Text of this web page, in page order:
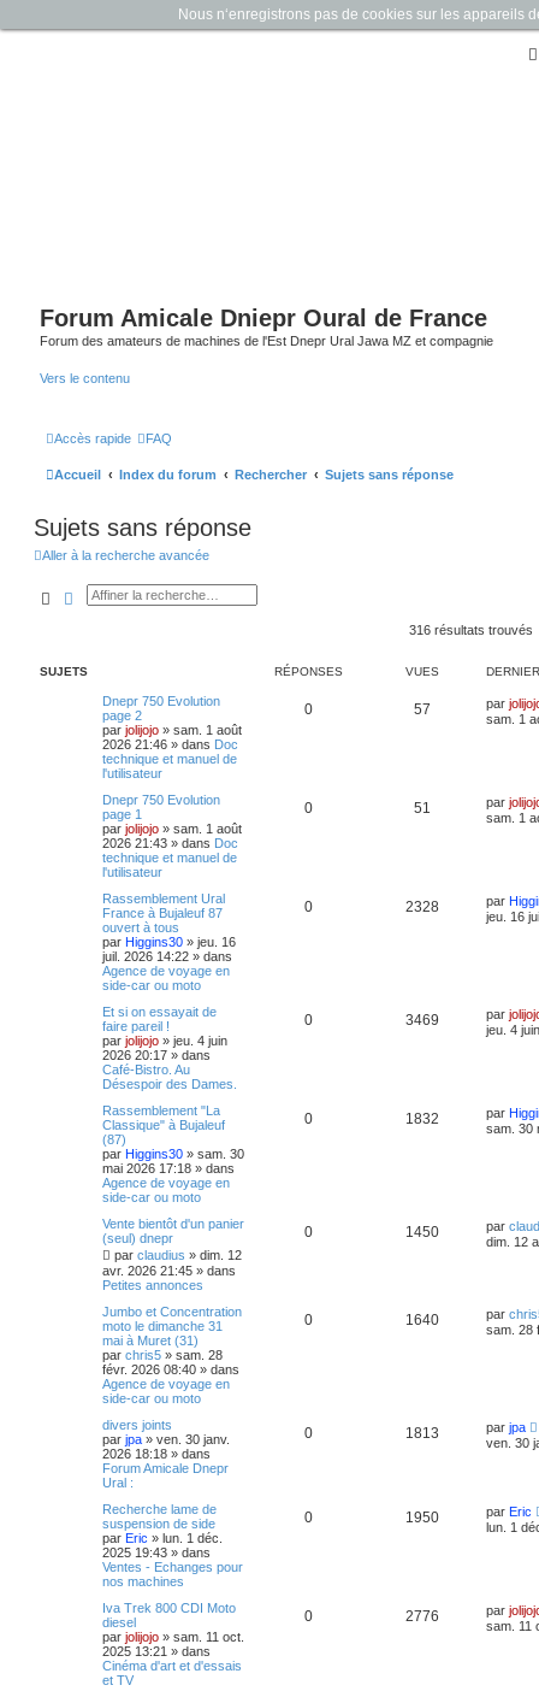
Nous n‘enregistrons pas de cookies sur les appareils
Forum Amicale Dniepr Oural de France
Forum des amateurs de machines de l'Est Dnepr Ural Jawa MZ et compagnie
Vers le contenu
Accès rapide FAQ
Accueil Index du forum Rechercher Sujets sans réponse
Sujets sans réponse
Aller à la recherche avancée
Rechercher
Recherche avancée
316 résultats trouvés
SUJETS RÉPONSES VUES
Dnepr 750 Evolution
page 2
par jolijojo » sam. 1 août
2026 21:46 » dans Doc
technique et manuel de
l'utilisateur
0 57 par
sam. 1
Dnepr 750 Evolution
page 1
par jolijojo » sam. 1 août
2026 21:43 » dans Doc
technique et manuel de
l'utilisateur
0 51 par
sam. 1
Rassemblement Ural
France à Bujaleuf 87
ouvert à tous
par Higgins30 » jeu. 16
juil. 2026 14:22 » dans
Agence de voyage en
side-car ou moto
0 2328 par
jeu. 16
Et si on essayait de
faire pareil !
par jolijojo » jeu. 4 juin
2026 20:17 » dans
Café-Bistro. Au
Désespoir des Dames.
0 3469 par
jeu. 4
Rassemblement "La
Classique" à Bujaleuf
(87)
par Higgins30 » sam. 30
mai 2026 17:18 » dans
Agence de voyage en
side-car ou moto
0 1832 par
sam. 30
Vente bientôt d'un panier
(seul) dnepr
par claudius » dim. 12
avr. 2026 21:45 » dans
Petites annonces
0 1450 par
dim. 12
Jumbo et Concentration
moto le dimanche 31
mai à Muret (31)
par chris5 » sam. 28
févr. 2026 08:40 » dans
Agence de voyage en
side-car ou moto
0 1640 par
sam. 28
divers joints
par jpa » ven. 30 janv.
2026 18:18 » dans
Forum Amicale Dnepr
Ural :
0 1813 par jpa
ven. 30
Recherche lame de
suspension de side
par Eric » lun. 1 déc.
2025 19:43 » dans
Ventes - Echanges pour
nos machines
0 1950 par Eric
lun. 1
Iva Trek 800 CDI Moto
diesel
par jolijojo » sam. 11 oct.
2025 13:21 » dans
Cinéma d'art et d'essais
et TV
0 2776 par
sam. 11